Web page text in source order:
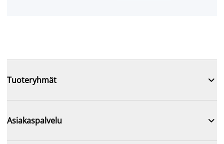
Tuoteryhmät 
Asiakaspalvelu 